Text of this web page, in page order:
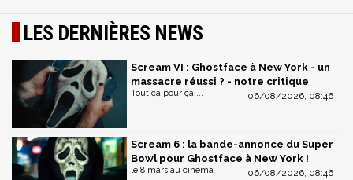
LES DERNIÈRES NEWS
Scream VI : Ghostface à New York - un
massacre réussi ? - notre critique
06/08/2026, 08:46
Tout ça pour ça....
Scream 6 : la bande-annonce du Super
Bowl pour Ghostface à New York !
06/08/2026, 08:46
le 8 mars au cinéma